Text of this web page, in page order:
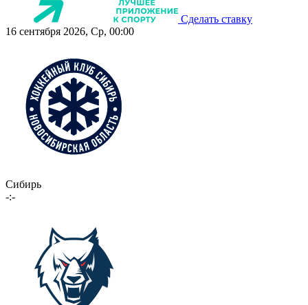
Сделать ставку
16 сентября 2026, Ср, 00:00
Сибирь
-:-